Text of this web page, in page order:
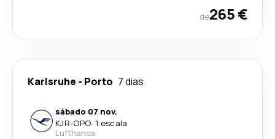
de265 €
Karlsruhe - Porto 7 dias
sábado 07 nov.
KJR-OPO· 1 escala
Lufthansa